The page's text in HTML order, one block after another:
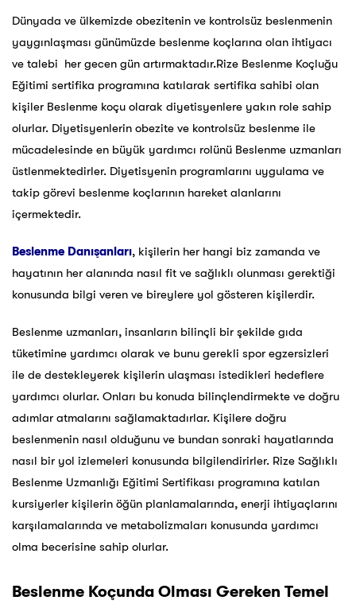
Dünyada ve ülkemizde obezitenin ve kontrolsüz beslenmenin
yaygınlaşması günümüzde beslenme koçlarına olan ihtiyacı
ve talebi her gecen gün artırmaktadır.Rize Beslenme Koçluğu
Eğitimi sertifika programına katılarak sertifika sahibi olan
kişiler Beslenme koçu olarak diyetisyenlere yakın role sahip
olurlar. Diyetisyenlerin obezite ve kontrolsüz beslenme ile
mücadelesinde en büyük yardımcı rolünü Beslenme uzmanları
üstlenmektedirler. Diyetisyenin programlarını uygulama ve
takip görevi beslenme koçlarının hareket alanlarını
içermektedir.
Beslenme Danışanları, kişilerin her hangi biz zamanda ve
hayatının her alanında nasıl fit ve sağlıklı olunması gerektiği
konusunda bilgi veren ve bireylere yol gösteren kişilerdir.
Beslenme uzmanları, insanların bilinçli bir şekilde gıda
tüketimine yardımcı olarak ve bunu gerekli spor egzersizleri
ile de destekleyerek kişilerin ulaşması istedikleri hedeflere
yardımcı olurlar. Onları bu konuda bilinçlendirmekte ve doğru
adımlar atmalarını sağlamaktadırlar. Kişilere doğru
beslenmenin nasıl olduğunu ve bundan sonraki hayatlarında
nasıl bir yol izlemeleri konusunda bilgilendirirler. Rize Sağlıklı
Beslenme Uzmanlığı Eğitimi Sertifikası programına katılan
kursiyerler kişilerin öğün planlamalarında, enerji ihtiyaçlarını
karşılamalarında ve metabolizmaları konusunda yardımcı
olma becerisine sahip olurlar.
Beslenme Koçunda Olması Gereken Temel